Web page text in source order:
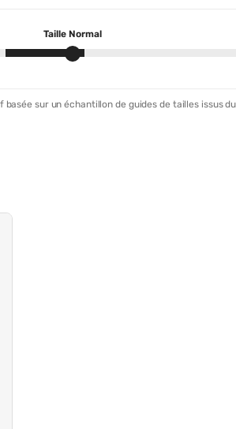
Taille Normal
sur un échantillon de guides de tailles issus